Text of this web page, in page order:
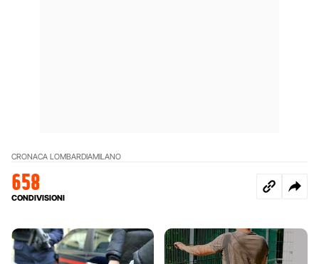
CRONACA LOMBARDIAMILANO
658
CONDIVISIONI